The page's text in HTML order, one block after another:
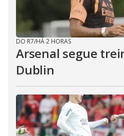
DO R7/HÁ 2 HORAS
Arsenal segue
Dublin